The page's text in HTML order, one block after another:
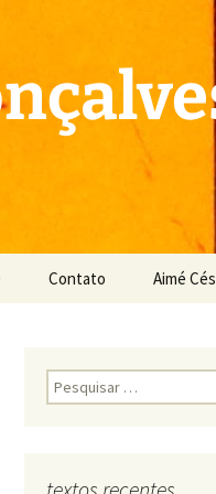
Contato Aimé
Pesquisar
por: